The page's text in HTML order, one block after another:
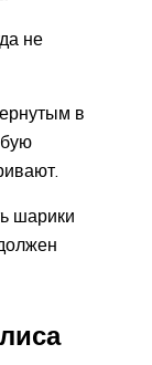
не
в
шарики